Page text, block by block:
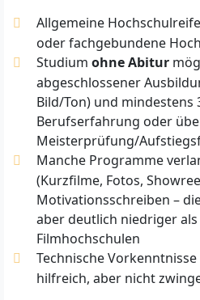
Allgemeine
oder fachgebundene
Studium ohne Abitur
abgeschlossener
Bild/Ton) und mindestens
Berufserfahrung oder
Meisterprüfung/
Manche Programme
(Kurzfilme, Fotos,
Motivationsschreiben –
aber deutlich niedriger
Filmhochschulen
Technische
hilfreich, aber nicht